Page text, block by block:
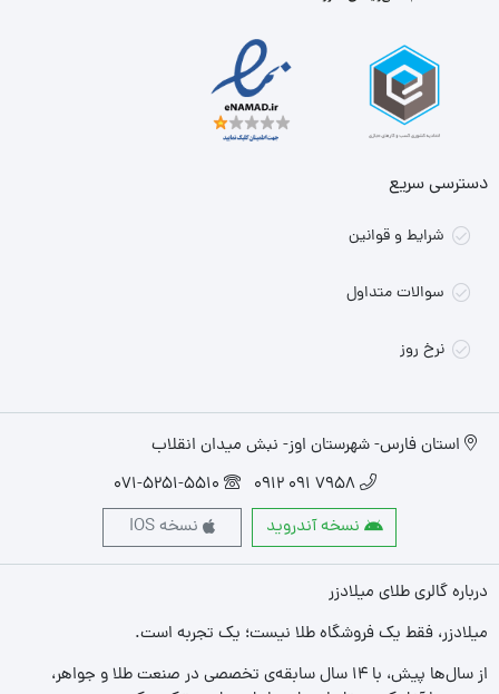
دسترسی سریع
شرایط و قوانین
سوالات متداول
نرخ روز
استان فارس- شهرستان اوز- نبش میدان انقلاب
7958 091 0912
071-5251-5510
نسخه آندروید
نسخه IOS
درباره گالری طلای میلادزر
میلادزر، فقط یک فروشگاه طلا نیست؛ یک تجربه‌ است.
از سال‌ها پیش، با ۱۴ سال سابقه‌ی تخصصی در صنعت طلا و جواهر،